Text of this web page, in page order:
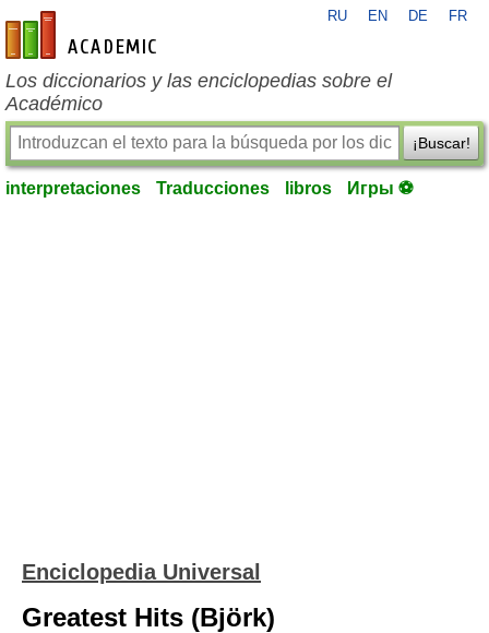
es-academic.com
RU EN DE FR
Los diccionarios y las enciclopedias sobre el
Académico
¡Buscar!
interpretaciones Traducciones libros Игры ⚽
Enciclopedia Universal
Greatest Hits (Björk)